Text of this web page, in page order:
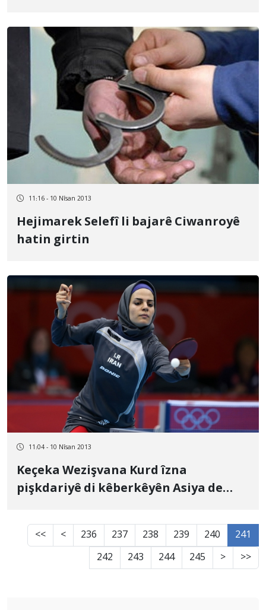
11:16 - 10 Nîsan 2013
Hejimarek Selefî li bajarê Ciwanroyê
hatin girtin
11:04 - 10 Nîsan 2013
Keçeka Wezişvana Kurd îzna
pişkdariyê di kêberkêyên Asiya de
<< < 236 237 238 239 240
241
242
243 244 245 > >>